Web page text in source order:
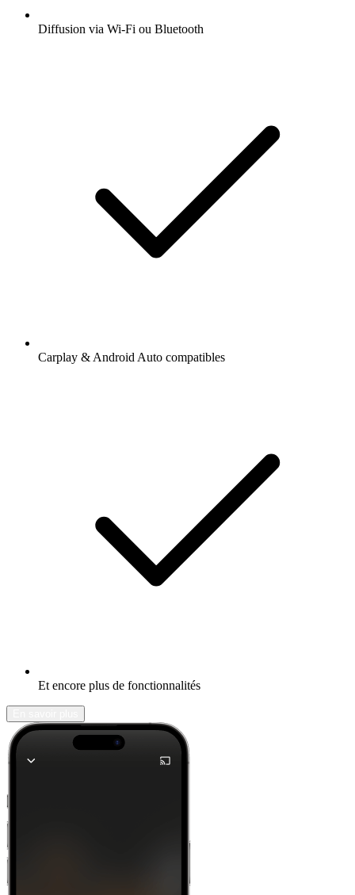
Diffusion via Wi-Fi ou Bluetooth
Carplay & Android Auto compatibles
Et encore plus de fonctionnalités